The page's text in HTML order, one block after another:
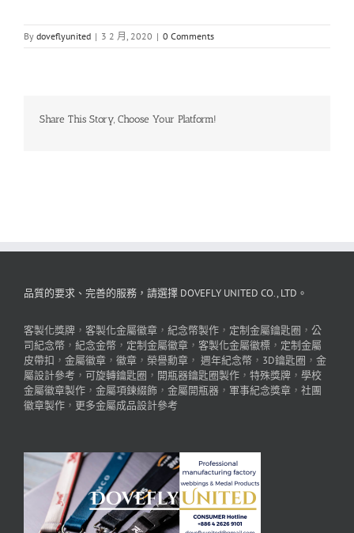
By doveflyunited | 3 2 月, 2020 | 0 Comments
Share This Story, Choose Your Platform!
品質的要求、完善的服務，請選擇 DOVEFLY UNITED CO., LTD。
客製化獎牌 ， 客製化金屬徽章 ， 紀念幣製作 ， 定制金屬鑰匙圈 ， 公
司紀念幣 ， 紀念金幣 ， 定制金屬徽章 ， 客製化金屬徽標 ， 定制金屬
皮帶扣 ， 金屬徽章 ， 徽章 ， 榮譽勳章 ， 週年紀念幣 ， 3D鑰匙圈 ， 金
屬設計參考 ， 可旋轉鑰匙圈 ， 開瓶器鑰匙圈製作 ， 特殊獎牌 ， 學校
金屬徽章製作 ， 金屬項鍊綴飾 ， 金屬開瓶器 ， 軍事紀念獎章 ， 社團
徽章製作 ， 更多金屬成品設計參考